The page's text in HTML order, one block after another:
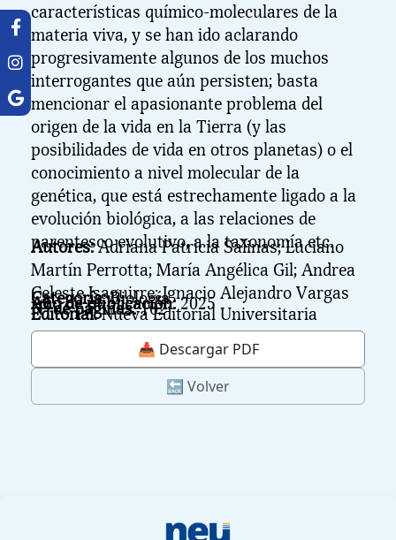
características químico-moleculares de la
materia viva, y se han ido aclarando
progresivamente algunos de los muchos
interrogantes que aún persisten; basta
mencionar el apasionante problema del
origen de la vida en la Tierra (y las
posibilidades de vida en otros planetas) o el
conocimiento a nivel molecular de la
genética, que está estrechamente ligado a la
evolución biológica, a las relaciones de
parentesco evolutivo, a la taxonomía etc.
Autores:Adriana Patricia Salinas; Luciano
Martín Perrotta; María Angélica Gil; Andrea
Celeste Isaguirre; Ignacio Alejandro Vargas
Categoría:Biología
Año de publicación:2025
N° de páginas:102
Editorial:Nueva Editorial Universitaria
📥 Descargar PDF
🔙 Volver